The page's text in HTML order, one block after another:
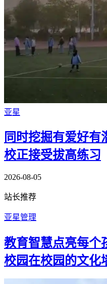
亚星
同时挖掘有爱好有
校正接受拔高练习
2026-08-05
站长推荐
亚星管理
教育智慧点亮每个
校园在校园的文化